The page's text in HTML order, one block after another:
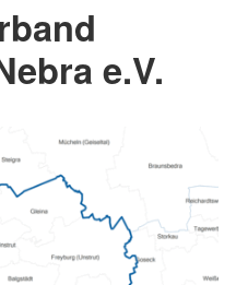
e.V.